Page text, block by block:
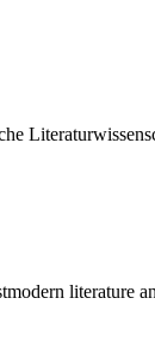
literature